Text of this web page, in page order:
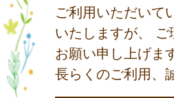
ご利用いただいて
いたしますが、
お願い申し上げま
長らくのご利用、